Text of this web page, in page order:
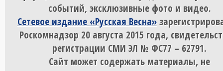
событий, эксклюзивные фото и видео.
Сетевое издание «Русская Весна»
Роскомнадзор 20 августа 2015 года,
регистрации СМИ ЭЛ № ФС77 – 62791.
Сайт может содержать материалы, не